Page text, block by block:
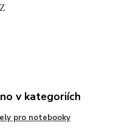
v kategoriích
pro notebooky